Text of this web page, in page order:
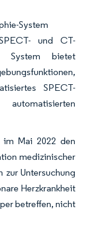
System
und CT-
System bietet
SPECT-
automatisierten
im Mai 2022 den
medizinischer
Untersuchung
Herzkrankheit
betreffen, nicht